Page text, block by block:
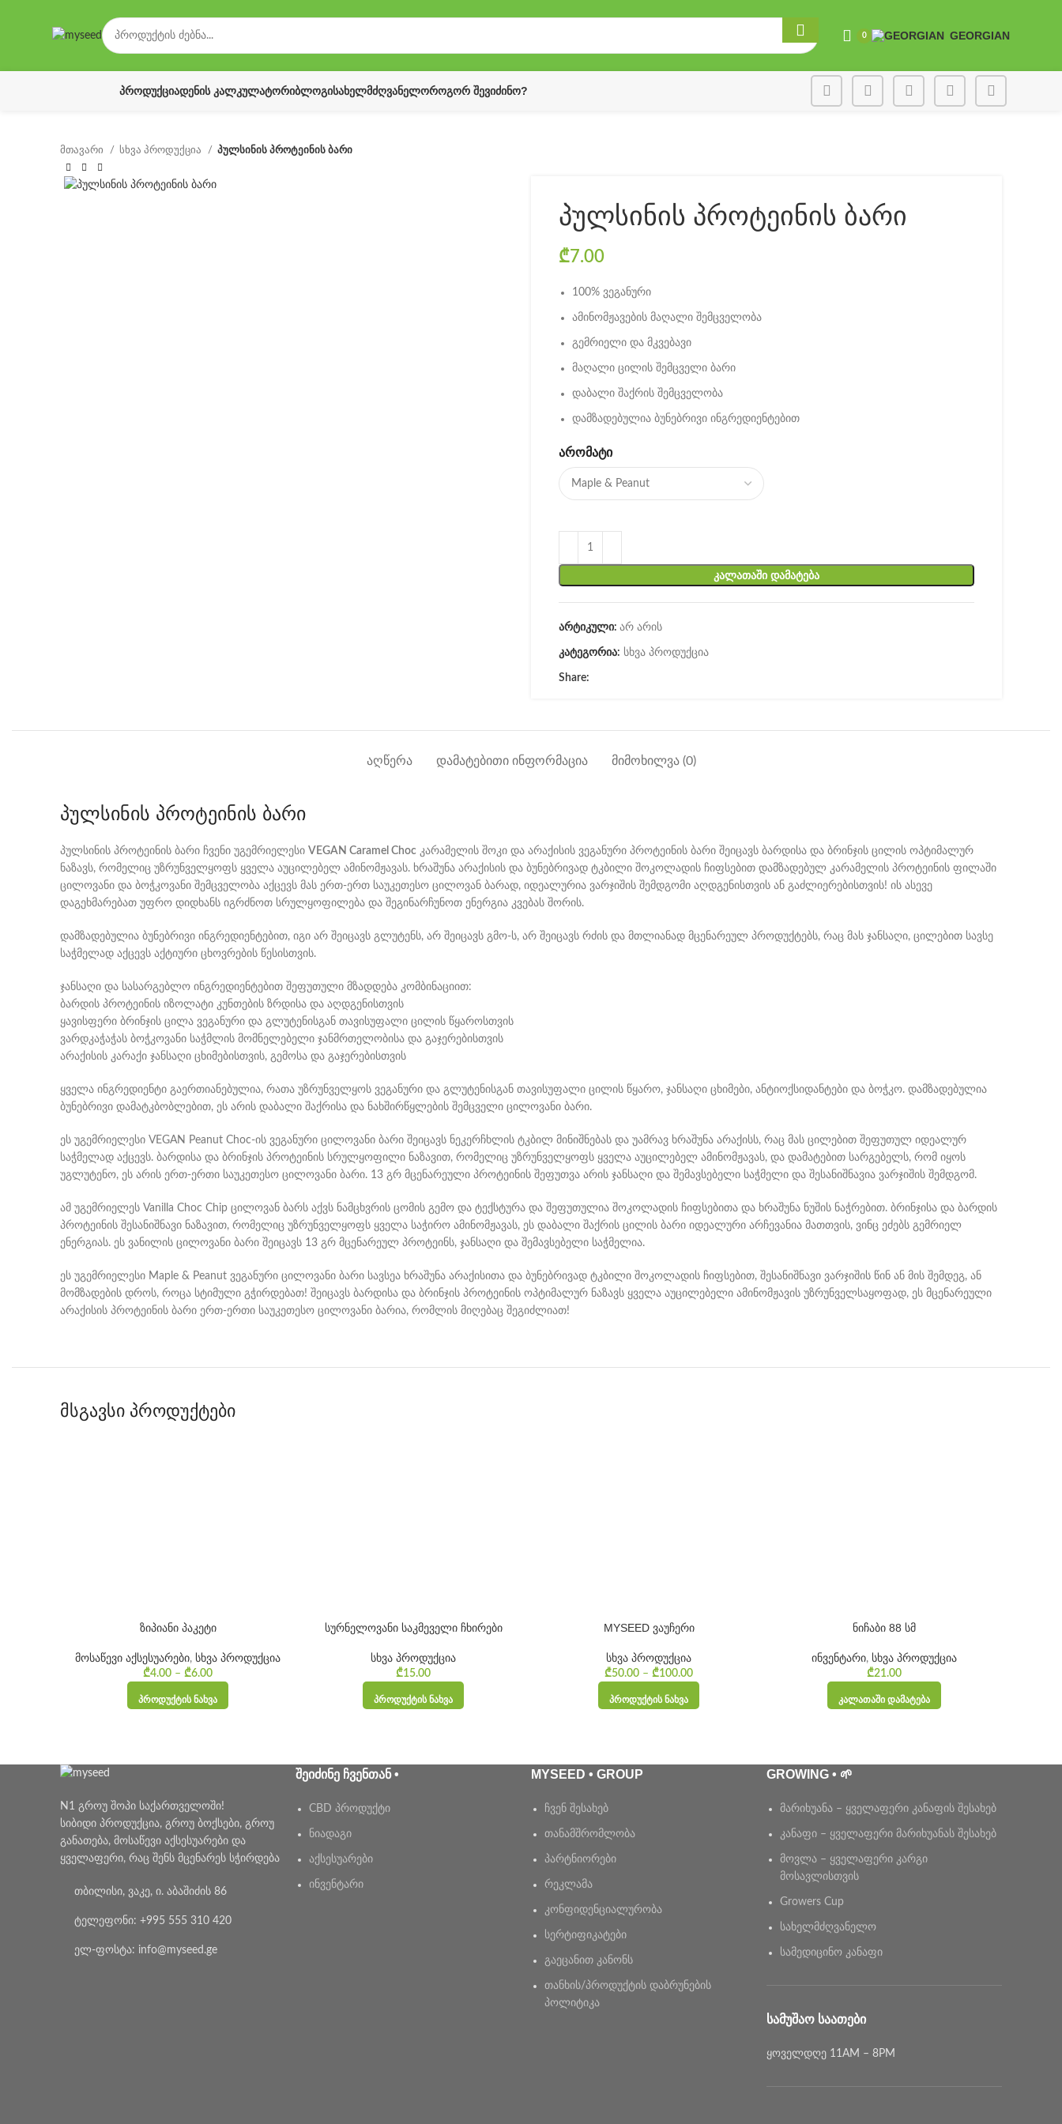
0 GEORGIAN
ᲞᲠᲝᲓᲣᲥᲪᲘᲐᲓᲔᲜᲘᲡ ᲙᲐᲚᲙᲣᲚᲐᲢᲝᲠᲘᲑᲚᲝᲒᲘᲡᲐᲮᲔᲚᲛᲫᲦᲕᲐᲜᲔᲚᲝᲠᲝᲒᲝᲠ ᲨᲔᲕᲘᲫᲘᲜᲝ?
მთავარი სხვა პროდუქცია პულსინის პროტეინის ბარი
პულსინის პროტეინის ბარი
₾7.00
100% ვეგანური
ამინომჟავების მაღალი შემცველობა
გემრიელი და მკვებავი
მაღალი ცილის შემცველი ბარი
დაბალი შაქრის შემცველობა
დამზადებულია ბუნებრივი ინგრედიენტებით
ᲐᲠᲝᲛᲐᲢᲘ
ᲙᲐᲚᲐᲗᲐᲨᲘ ᲓᲐᲛᲐᲢᲔᲑᲐ
არტიკული: არ არის
კატეგორია: სხვა პროდუქცია
Share:
ᲐᲦᲬᲔᲠᲐ ᲓᲐᲛᲐᲢᲔᲑᲘᲗᲘ ᲘᲜᲤᲝᲠᲛᲐᲪᲘᲐ ᲛᲘᲛᲝᲮᲘᲚᲕᲐ (0)
პულსინის პროტეინის ბარი
პულსინის პროტეინის ბარი ჩვენი უგემრიელესი VEGAN Caramel Choc კარამელის შოკი და არაქისის ვეგანური პროტეინის ბარი შეიცავს ბარდისა და ბრინჯის ცილის ოპტიმალურ
ნაზავს, რომელიც უზრუნველყოფს ყველა აუცილებელ ამინომჟავას. ხრაშუნა არაქისის და ბუნებრივად ტკბილი შოკოლადის ჩიფსებით დამზადებულ კარამელის პროტეინის ფილაში
ცილოვანი და ბოჭკოვანი შემცველობა აქცევს მას ერთ-ერთ საუკეთესო ცილოვან ბარად, იდეალურია ვარჯიშის შემდგომი აღდგენისთვის ან გაძლიერებისთვის! ის ასევე
დაგეხმარებათ უფრო დიდხანს იგრძნოთ სრულყოფილება და შეგინარჩუნოთ ენერგია კვებას შორის.
დამზადებულია ბუნებრივი ინგრედიენტებით, იგი არ შეიცავს გლუტენს, არ შეიცავს გმო-ს, არ შეიცავს რძის და მთლიანად მცენარეულ პროდუქტებს, რაც მას ჯანსაღი, ცილებით სავსე
საჭმელად აქცევს აქტიური ცხოვრების წესისთვის.
ჯანსაღი და სასარგებლო ინგრედიენტებით შეფუთული მზადდება კომბინაციით:
ბარდის პროტეინის იზოლატი კუნთების ზრდისა და აღდგენისთვის
ყავისფერი ბრინჯის ცილა ვეგანური და გლუტენისგან თავისუფალი ცილის წყაროსთვის
ვარდკაჭაჭას ბოჭკოვანი საჭმლის მომნელებელი ჯანმრთელობისა და გაჯერებისთვის
არაქისის კარაქი ჯანსაღი ცხიმებისთვის, გემოსა და გაჯერებისთვის
ყველა ინგრედიენტი გაერთიანებულია, რათა უზრუნველყოს ვეგანური და გლუტენისგან თავისუფალი ცილის წყარო, ჯანსაღი ცხიმები, ანტიოქსიდანტები და ბოჭკო. დამზადებულია
ბუნებრივი დამატკბობლებით, ეს არის დაბალი შაქრისა და ნახშირწყლების შემცველი ცილოვანი ბარი.
ეს უგემრიელესი VEGAN Peanut Choc-ის ვეგანური ცილოვანი ბარი შეიცავს ნეკერჩხლის ტკბილ მინიშნებას და უამრავ ხრაშუნა არაქისს, რაც მას ცილებით შეფუთულ იდეალურ
საჭმელად აქცევს. ბარდისა და ბრინჯის პროტეინის სრულყოფილი ნაზავით, რომელიც უზრუნველყოფს ყველა აუცილებელ ამინომჟავას, და დამატებით სარგებელს, რომ იყოს
უგლუტენო, ეს არის ერთ-ერთი საუკეთესო ცილოვანი ბარი. 13 გრ მცენარეული პროტეინის შეფუთვა არის ჯანსაღი და შემავსებელი საჭმელი და შესანიშნავია ვარჯიშის შემდგომ.
ამ უგემრიელეს Vanilla Choc Chip ცილოვან ბარს აქვს ნამცხვრის ცომის გემო და ტექსტურა და შეფუთულია შოკოლადის ჩიფსებითა და ხრაშუნა ნუშის ნაჭრებით. ბრინჯისა და ბარდის
პროტეინის შესანიშნავი ნაზავით, რომელიც უზრუნველყოფს ყველა საჭირო ამინომჟავას, ეს დაბალი შაქრის ცილის ბარი იდეალური არჩევანია მათთვის, ვინც ეძებს გემრიელ
ენერგიას. ეს ვანილის ცილოვანი ბარი შეიცავს 13 გრ მცენარეულ პროტეინს, ჯანსაღი და შემავსებელი საჭმელია.
ეს უგემრიელესი Maple & Peanut ვეგანური ცილოვანი ბარი სავსეა ხრაშუნა არაქისითა და ბუნებრივად ტკბილი შოკოლადის ჩიფსებით, შესანიშნავი ვარჯიშის წინ ან მის შემდეგ, ან
მომზადების დროს, როცა სტიმული გჭირდებათ! შეიცავს ბარდისა და ბრინჯის პროტეინის ოპტიმალურ ნაზავს ყველა აუცილებელი ამინომჟავის უზრუნველსაყოფად, ეს მცენარეული
არაქისის პროტეინის ბარი ერთ-ერთი საუკეთესო ცილოვანი ბარია, რომლის მიღებაც შეგიძლიათ!
მსგავსი პროდუქტები
ზიპიანი პაკეტი
მოსაწევი აქსესუარები, სხვა პროდუქცია
₾4.00 – ₾6.00
ᲞᲠᲝᲓᲣᲥᲢᲘᲡ ᲜᲐᲮᲕᲐ
სურნელოვანი საკმეველი ჩხირები
სხვა პროდუქცია
₾15.00
ᲞᲠᲝᲓᲣᲥᲢᲘᲡ ᲜᲐᲮᲕᲐ
MYSEED ვაუჩერი
სხვა პროდუქცია
₾50.00 – ₾100.00
ᲞᲠᲝᲓᲣᲥᲢᲘᲡ ᲜᲐᲮᲕᲐ
ნიჩაბი 88 სმ
ინვენტარი, სხვა პროდუქცია
₾21.00
ᲙᲐᲚᲐᲗᲐᲨᲘ ᲓᲐᲛᲐᲢᲔᲑᲐ
N1 გროუ შოპი საქართველოში!
სიბიდი პროდუქცია, გროუ ბოქსები, გროუ
განათება, მოსაწევი აქსესუარები და
ყველაფერი, რაც შენს მცენარეს სჭირდება
თბილისი, ვაკე, ი. აბაშიძის 86
ტელეფონი: +995 555 310 420
ელ-ფოსტა: info@myseed.ge
ᲨᲔᲘᲫᲘᲜᲔ ᲩᲕᲔᲜᲗᲐᲜ •
CBD პროდუქტი
ნიადაგი
აქსესუარები
ინვენტარი
MYSEED • GROUP
ჩვენ შესახებ
თანამშრომლობა
პარტნიორები
რეკლამა
კონფიდენციალურობა
სერტიფიკატები
გაეცანით კანონს
თანხის/პროდუქტის დაბრუნების
პოლიტიკა
GROWING • 🌱
მარიხუანა – ყველაფერი კანაფის შესახებ
კანაფი – ყველაფერი მარიხუანას შესახებ
მოვლა – ყველაფერი კარგი
მოსავლისთვის
Growers Cup
სახელმძღვანელო
სამედიცინო კანაფი
ᲡᲐᲛᲣᲨᲐᲝ ᲡᲐᲐᲗᲔᲑᲘ
ყოველდღე 11AM – 8PM